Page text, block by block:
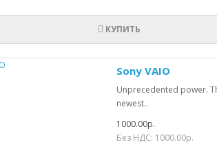
КУПИТЬ
Sony VAIO
Unprecedented power.
newest..
1000.00р.
Без НДС: 1000.00р.